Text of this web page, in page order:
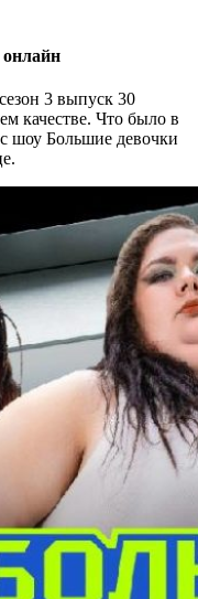
онлайн
3 выпуск 30
качестве. Что было в
шоу Большие девочки